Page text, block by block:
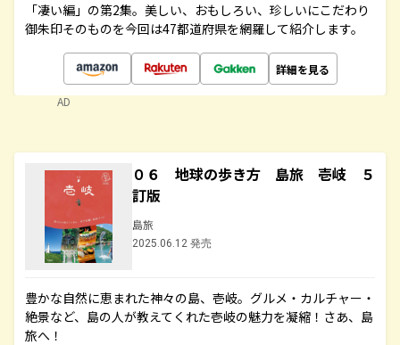
「凄い編」の第2集。美しい、おもしろい、珍しいにこだわり
御朱印そのものを今回は47都道府県を網羅して紹介します。
詳細を見る
AD
０６ 地球の歩き方 島旅 壱岐 ５
訂版
島旅
2025.06.12 発売
豊かな自然に恵まれた神々の島、壱岐。グルメ・カルチャー・
絶景など、島の人が教えてくれた壱岐の魅力を凝縮！さあ、島
旅へ！